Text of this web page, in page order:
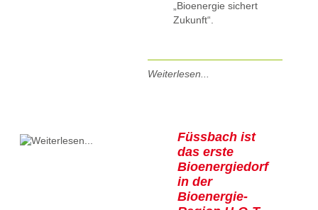
„Bioenergie sichert
Zukunft“.
Weiterlesen...
Füssbach ist
das erste
Bioenergiedorf
in der
Bioenergie-